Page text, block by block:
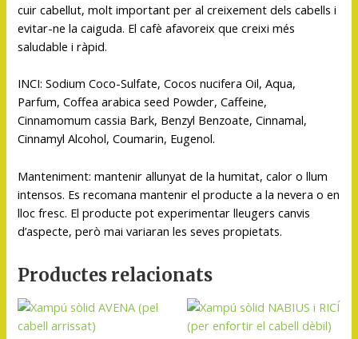
cuir cabellut, molt important per al creixement dels cabells i
evitar-ne la caiguda. El cafè afavoreix que creixi més
saludable i ràpid.
INCI: Sodium Coco-Sulfate, Cocos nucifera Oil, Aqua,
Parfum, Coffea arabica seed Powder, Caffeine,
Cinnamomum cassia Bark, Benzyl Benzoate, Cinnamal,
Cinnamyl Alcohol, Coumarin, Eugenol.
Manteniment: mantenir allunyat de la humitat, calor o llum
intensos. Es recomana mantenir el producte a la nevera o en
lloc fresc. El producte pot experimentar lleugers canvis
d’aspecte, però mai variaran les seves propietats.
Productes relacionats